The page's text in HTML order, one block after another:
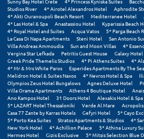
Ορεινή Ναυπακτία
Π
Πάλαιρος
Παξοί
Παραλία Κατερίνης
Παραλία Λιτοχώρου
Παράλιο Άστρος
Studios River
4* Airotel Alexandros Hotel
Aphrodite
4* Akti Ouranoupoli Beach Resort
Mediterranee Hotel
4* Las Hotel & Spa
Anastassiou Hotel
Kyparissia Beach
4* Royal Hotel and Suites
Acqua Vatos
5* Parga Beach
La Casa Di Napa Apartments
Steni Hotel
San Antonio
Villa Andreas Ammoudia
Sun and Moon Villas
4*
Vergina Star Lefkada
Petritis Guest House
Galaxy Hotel
Greek Pride Themelis Studios
4* Pi Athens Suites
4*
4* Mr & Mrs White Paros
Esperides Apartments By The Sea
Melidron Hotel & Suites Naxos
4* Nevros Hotel & Spa
Olympios Zeus Hotel Bungalows
Agnes Deluxe Hotel
Villa Orama Apartments
Athens 4 Boutique Hotel
Ano Kampos Hotel
31 Doors Hotel Alexakis Hotel & Spa
5* LAZART Hotel Thessaloniki
Verde Al Mare
Casa 77 Zante by Karras Hotels
Gefyri Hotel
5* Cayo
5* Porto Kea Suites
Stratos Apartments & Studios
4*
New York Hotel
4* Achillion Palace 5* Athina Luxury
Hermes Hotel
Gizis Exclusive
5* Mitsis Selection Blue